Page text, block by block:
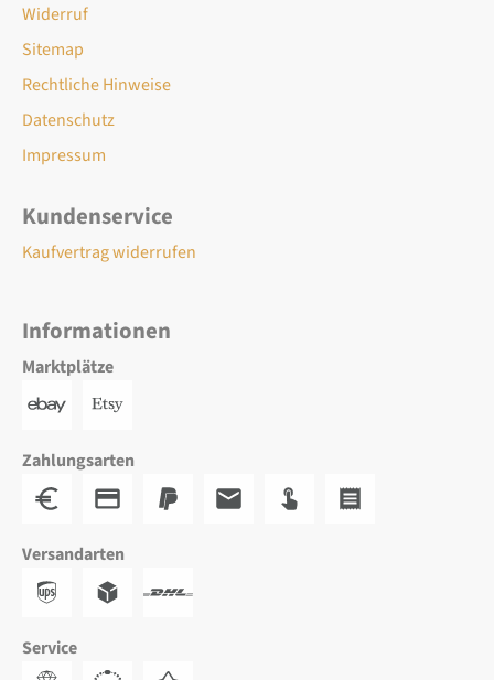
Widerruf
Sitemap
Rechtliche Hinweise
Datenschutz
Impressum
Kundenservice
Kaufvertrag widerrufen
Informationen
Marktplätze
Zahlungsarten
Versandarten
Service